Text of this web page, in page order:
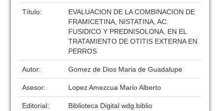
Título:
EVALUACION DE LA COMBINACION DE
FRAMICETINA, NISTATINA, AC.
FUSIDICO Y PREDNISOLONA, EN EL
TRATAMIENTO DE OTITIS EXTERNA EN
PERROS
Autor: Gomez de Dios Maria de Guadalupe
Asesor: Lopez Amezcua Mario Alberto
Editorial:
Biblioteca Digital wdg.biblio